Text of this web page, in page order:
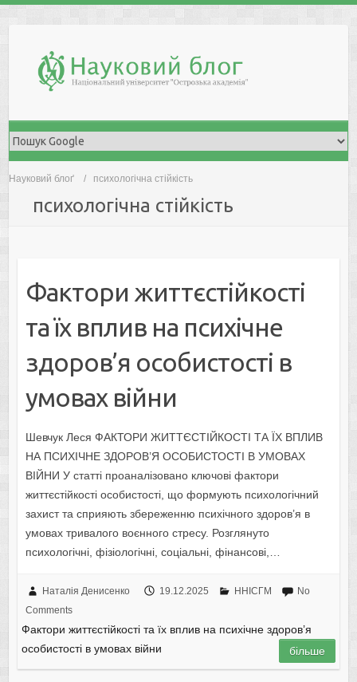
Науковий блоґ психологічна стійкість
психологічна стійкість
Фактори життєстійкості
та їх вплив на психічне
здоров’я особистості в
умовах війни
Шевчук Леся ФАКТОРИ ЖИТТЄСТІЙКОСТІ ТА ЇХ ВПЛИВ
НА ПСИХІЧНЕ ЗДОРОВ’Я ОСОБИСТОСТІ В УМОВАХ
ВІЙНИ У статті проаналізовано ключові фактори
життєстійкості особистості, що формують психологічний
захист та сприяють збереженню психічного здоров’я в
умовах тривалого воєнного стресу. Розглянуто
психологічні, фізіологічні, соціальні, фінансові,…
Наталія Денисенко 19.12.2025 ННІСГМ
No
Comments
Фактори життєстійкості та їх вплив на психічне здоров’я
особистості в умовах війни
більше